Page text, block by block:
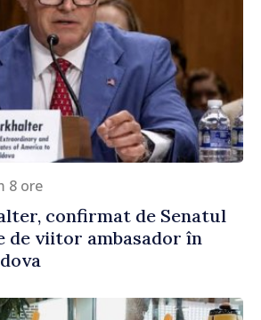
8 ore
confirmat de Senatul
de viitor ambasador în